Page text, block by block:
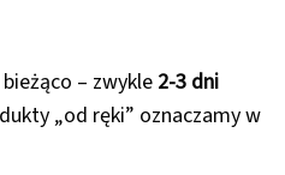
– zwykle 2-3 dni
„od ręki” oznaczamy w